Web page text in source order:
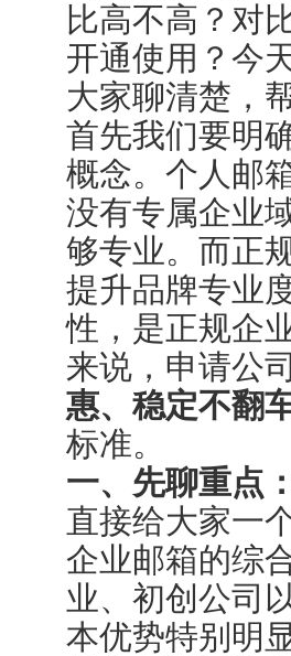
比高不高？对
开通使用？今
大家聊清楚，
首先我们要明
概念。个人邮
没有专属企业
够专业。而正
提升品牌专业
性，是正规企
来说，申请公
惠、稳定不翻
标准。
一、先聊重点
直接给大家一
企业邮箱的综
业、初创公司
本优势特别明显